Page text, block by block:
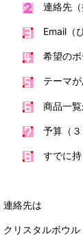
連絡先（
Email（
希望のボ
テーマ
商品一覧
予算（
すでに持
連絡先は
クリスタルボウ